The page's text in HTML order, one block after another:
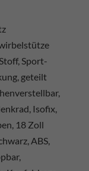
Sport-
geteilt
Isofix,
18 Zoll
ABS,